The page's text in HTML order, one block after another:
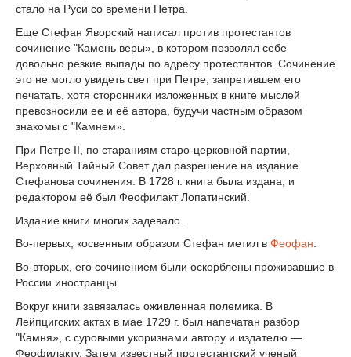
стало на Руси со времени Петра.
Еще Стефан Яворский написал против протестантов
сочинение "Камень веры», в котором позволял себе
довольно резкие выпады по адресу протестантов. Сочинение
это не могло увидеть свет при Петре, запретившем его
печатать, хотя сторонники изложенных в книге мыслей
превозносили ее и её автора, будучи частным образом
знакомы с "Камнем».
При Петре II, по стараниям старо-церковной партии,
Верховный Тайный Совет дал разрешение на издание
Стефанова сочинения. В 1728 г. книга была издана, и
редактором её был Феофилакт Лопатинский.
Издание книги многих задевало.
Во-первых, косвенным образом Стефан метил в Феофан.
Во-вторых, его сочинением были оскорблены проживавшие в
России иностранцы.
Вокруг книги завязалась оживленная полемика. В
Лейпцигских актах в мае 1729 г. был напечатан разбор
"Камня», с суровыми укоризнами автору и издателю —
Феофилакту. Затем известный протестантский ученый